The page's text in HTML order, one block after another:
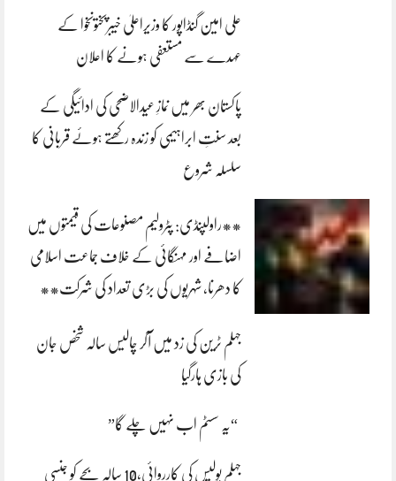
علی امین گنڈاپور کا وزیراعلیٰ خیبرپختونخوا کے
عہدے سے مستعفی ہونے کا اعلان
پاکستان بھر میں نمازِ عیدالاضحی کی ادائیگی کے
بعد سنتِ ابراہیمی کو زندہ رکھتے ہوئے قربانی کا
سلسلہ شروع
**راولپنڈی: پٹرولیم مصنوعات کی قیمتوں میں
اضافے اور مہنگائی کے خلاف جماعت اسلامی
کا دھرنا، شہریوں کی بڑی تعداد کی شرکت**
جہلم ٹرین کی زد میں آکر چالیس سالہ شخص جان
کی بازی ہارگیا
“یہ سسٹم اب نہیں چلے گا”
جہلم پولیس کی کارروائی،10 سالہ بچے کو جنسی